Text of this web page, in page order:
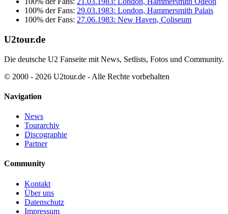
100% der Fans: 29.03.1983: London, Hammersmith Palais
100% der Fans: 27.06.1983: New Haven, Coliseum
U2tour.de
Die deutsche U2 Fanseite mit News, Setlists, Fotos und Community.
© 2000 - 2026 U2tour.de - Alle Rechte vorbehalten
Navigation
News
Tourarchiv
Discographie
Partner
Community
Kontakt
Über uns
Datenschutz
Impressum